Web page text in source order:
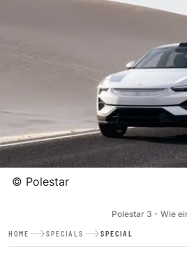
© Polestar
Polestar 3 - Wie
HOME SPECIALS SPECIAL